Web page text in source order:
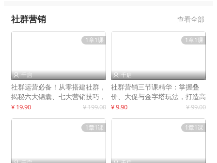
社群营销 查看全部
1章1课
 千启
社群运营必备！从零搭建社群，
揭秘六大锦囊、七大营销技巧，
打造火爆社群
¥ 19.90 ¥ 199.00
1章1课
 千启
社群营销三节课精华：掌握叠
价、大促与金字塔玩法，打造高
效营销体系
¥ 9.90 ¥ 99.00
1章1课 1章1课